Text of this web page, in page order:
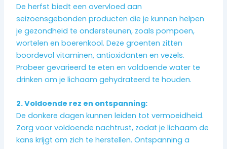
De herfst biedt een overvloed aan
seizoensgebonden producten die je kunnen helpen
je gezondheid te ondersteunen, zoals pompoen,
wortelen en boerenkool. Deze groenten zitten
boordevol vitaminen, antioxidanten en vezels.
Probeer gevarieerd te eten en voldoende water te
drinken om je lichaam gehydrateerd te houden.
2. Voldoende rez en ontspanning:
De donkere dagen kunnen leiden tot vermoeidheid.
Zorg voor voldoende nachtrust, zodat je lichaam de
kans krijgt om zich te herstellen. Ontspanning a